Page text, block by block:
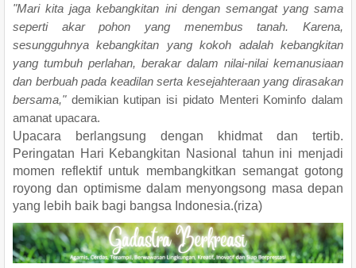
"Mari kita jaga kebangkitan ini dengan semangat yang sama
seperti akar pohon yang menembus tanah. Karena,
sesungguhnya kebangkitan yang kokoh adalah kebangkitan
yang tumbuh perlahan, berakar dalam nilai-nilai kemanusiaan
dan berbuah pada keadilan serta kesejahteraan yang dirasakan
bersama,"demikian kutipan isi pidato Menteri Kominfo dalam
amanat upacara.
Upacara berlangsung dengan khidmat dan tertib.
Peringatan Hari Kebangkitan Nasional tahun ini menjadi
momen reflektif untuk membangkitkan semangat gotong
royong dan optimisme dalam menyongsong masa depan
yang lebih baik bagi bangsa Indonesia.(riza)